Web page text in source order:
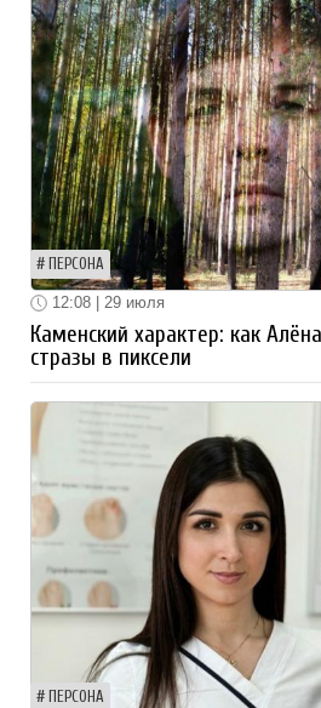
ПЕРСОНА
12:08 | 29 июля
Каменский характер: как
стразы в пиксели
ПЕРСОНА